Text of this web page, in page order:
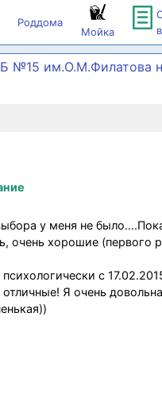
Роддома
Мойка
№15 им.О.М.Филатова
у меня не
очень хорошие (первого
с
Я очень